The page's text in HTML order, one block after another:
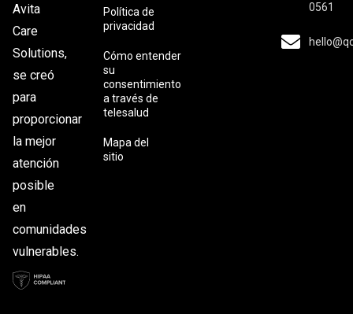
Avita
Care
Solutions,
se creó
para
proporcionar
la mejor
atención
posible
en
comunidades
vulnerables.
Política de
privacidad
Cómo entender
su
consentimiento
a través de
telesalud
Mapa del
sitio
0561